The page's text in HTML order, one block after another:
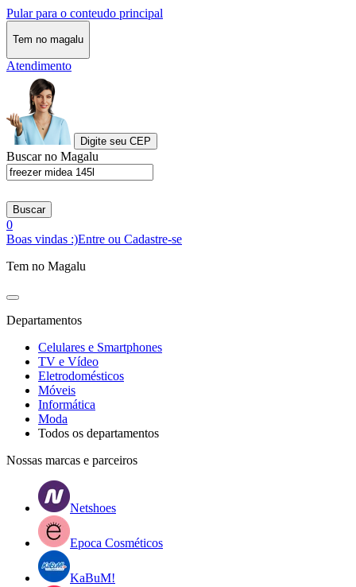
Pular para o conteudo principal
Tem no magalu
Atendimento
Digite seu CEP
Buscar no Magalu
Buscar
0
Boas vindas :)Entre ou Cadastre-se
Tem no Magalu
Departamentos
Celulares e Smartphones
TV e Vídeo
Eletrodomésticos
Móveis
Informática
Moda
Todos os departamentos
Nossas marcas e parceiros
Netshoes
Epoca Cosméticos
KaBuM!